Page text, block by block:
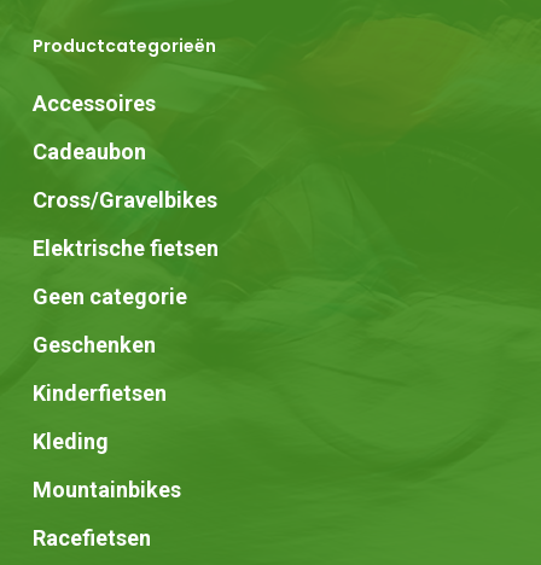
Productcategorieën
Accessoires
Cadeaubon
Cross/Gravelbikes
Elektrische fietsen
Geen categorie
Geschenken
Kinderfietsen
Kleding
Mountainbikes
Racefietsen